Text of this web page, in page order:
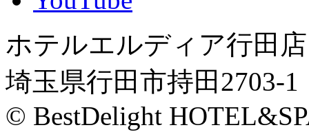
ホテルエルディア行田店
埼玉県行田市持田2703-1
© BestDelight